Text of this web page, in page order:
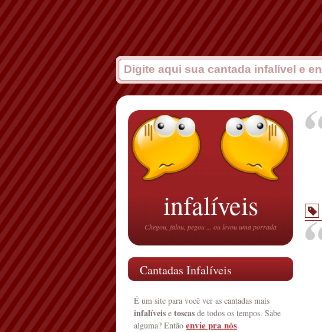
infalíveis
Chegou, falou, pegou ... ou levou uma porrada
Cantadas Infalíveis
É um site para você ver as cantadas mais
infalíveis e toscas de todos os tempos. Sabe
alguma? Então envie pra nós.